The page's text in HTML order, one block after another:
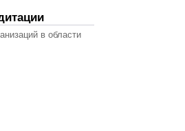
в области